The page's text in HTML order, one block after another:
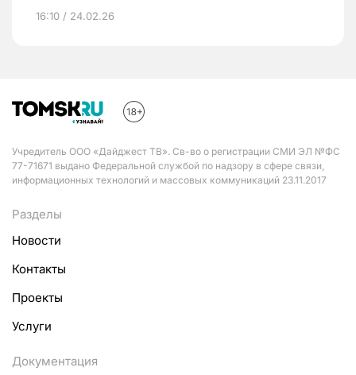
16:10 / 24.02.26
Учредитель ООО «Дайджест ТВ». Св-во о регистрации СМИ ЭЛ №ФС
77-71671 выдано Федеральной службой по надзору в сфере связи,
информационных технологий и массовых коммуникаций 23.11.2017
Разделы
Новости
Контакты
Проекты
Услуги
Документация